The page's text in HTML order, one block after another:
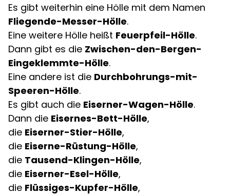
Es gibt weiterhin eine Hölle mit dem Namen
Fliegende-Messer-Hölle.
Eine weitere Hölle heißt Feuerpfeil-Hölle.
Dann gibt es die Zwischen-den-Bergen-
Eingeklemmte-Hölle.
Eine andere ist die Durchbohrungs-mit-
Speeren-Hölle.
Es gibt auch die Eiserner-Wagen-Hölle.
Dann die Eisernes-Bett-Hölle,
die Eiserner-Stier-Hölle,
die Eiserne-Rüstung-Hölle,
die Tausend-Klingen-Hölle,
die Eiserner-Esel-Hölle,
die Flüssiges-Kupfer-Hölle,